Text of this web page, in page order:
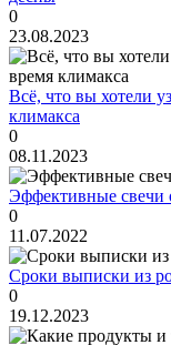
0
23.08.2023
Всё, что вы хотели
климакса
0
08.11.2023
Эффективные свечи
0
11.07.2022
Сроки выписки из
0
19.12.2023